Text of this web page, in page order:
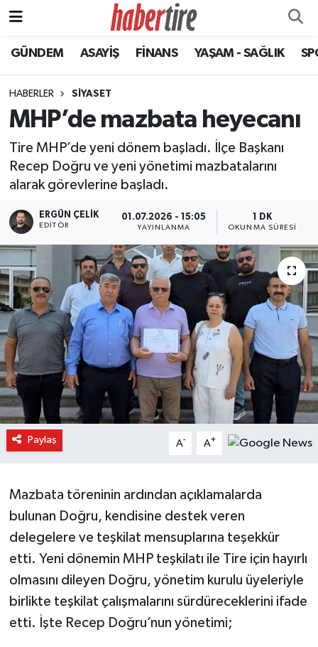
GÜNDEM ASAYİŞ FİNANS YAŞAM - SAĞLIK
HABERLER SİYASET
MHP’de mazbata heyecanı
Tire MHP’de yeni dönem başladı. İlçe Başkanı
Recep Doğru ve yeni yönetimi mazbatalarını
alarak görevlerine başladı.
ERGÜN ÇELIK
EDITÖR
01.07.2026 - 15:05
YAYINLANMA
1 DK
OKUNMA SÜRESI
Paylaş A- A+
Mazbata töreninin ardından açıklamalarda
bulunan Doğru, kendisine destek veren
delegelere ve teşkilat mensuplarına teşekkür
etti. Yeni dönemin MHP teşkilatı ile Tire için hayırlı
olmasını dileyen Doğru, yönetim kurulu üyeleriyle
birlikte teşkilat çalışmalarını sürdüreceklerini ifade
etti. İşte Recep Doğru’nun yönetimi;
Tire Nöbetçi Eczaneler
Tire Hava Durumu
Tire Trafik Yoğunluk Haritası
Süper Lig Puan Durumu ve Fikstür
Haber Arşivi